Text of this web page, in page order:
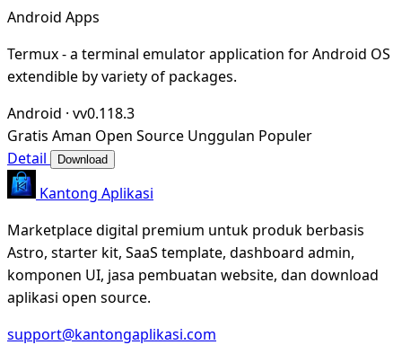
Android Apps
Termux - a terminal emulator application for Android OS
extendible by variety of packages.
Android · vv0.118.3
Gratis Aman Open Source Unggulan Populer
Detail
Download
Kantong Aplikasi
Marketplace digital premium untuk produk berbasis
Astro, starter kit, SaaS template, dashboard admin,
komponen UI, jasa pembuatan website, dan download
aplikasi open source.
support@kantongaplikasi.com